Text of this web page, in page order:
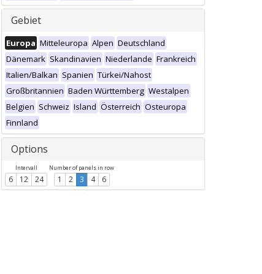
Gebiet
Europa Mitteleuropa Alpen Deutschland
Dänemark Skandinavien Niederlande Frankreich
Italien/Balkan Spanien Türkei/Nahost
Großbritannien Baden Württemberg Westalpen
Belgien Schweiz Island Österreich Osteuropa
Finnland
Options
Intervall
6 12 24
Number of panels in row
1 2 3 4 6